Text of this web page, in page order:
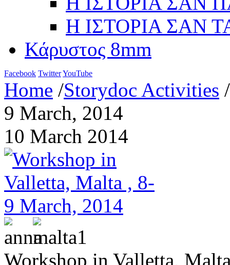
Η ΙΣΤΟΡΙΑ ΣΑΝ
Κάρυστος 8mm
Facebook TwitterYouTube
Home /Storydoc Activities /
9 March, 2014
10 March 2014
Workshop in Valletta,